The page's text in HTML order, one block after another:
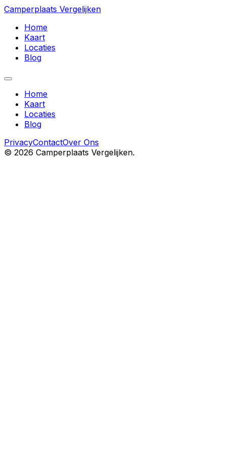
Camperplaats Vergelijken
Home
Kaart
Locaties
Blog
Home
Kaart
Locaties
Blog
PrivacyContactOver Ons
© 2026 Camperplaats Vergelijken.